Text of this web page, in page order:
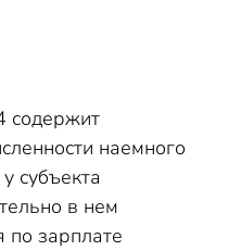
содержит
наемного
субъекта
в нем
по зарплате